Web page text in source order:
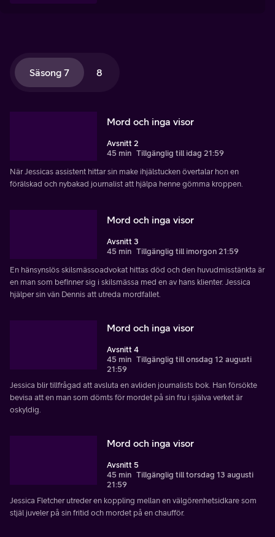
Säsong 7 8
Mord och inga visor
Avsnitt 2
45 min Tillgänglig till idag 21:59
När Jessicas assistent hittar sin make ihjälstucken övertalar hon en
förälskad och nybakad journalist att hjälpa henne gömma kroppen.
Mord och inga visor
Avsnitt 3
45 min Tillgänglig till imorgon 21:59
En hänsynslös skilsmässoadvokat hittas död och den huvudmisstänkta är
en man som befinner sig i skilsmässa med en av hans klienter. Jessica
hjälper sin vän Dennis att utreda mordfallet.
Mord och inga visor
Avsnitt 4
45 min Tillgänglig till onsdag 12 augusti
21:59
Jessica blir tillfrågad att avsluta en avliden journalists bok. Han försökte
bevisa att en man som dömts för mordet på sin fru i själva verket är
oskyldig.
Mord och inga visor
Avsnitt 5
45 min Tillgänglig till torsdag 13 augusti
21:59
Jessica Fletcher utreder en koppling mellan en välgörenhetsidkare som
stjäl juveler på sin fritid och mordet på en chaufför.